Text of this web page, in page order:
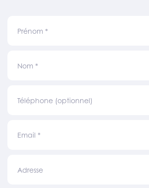
Prénom *
Nom *
Téléphone (optionnel)
Email *
Adresse